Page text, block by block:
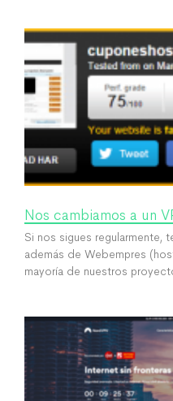
Nos cambiamos a un
Si nos sigues regularmente,
además de Webempres
mayoría de nuestros